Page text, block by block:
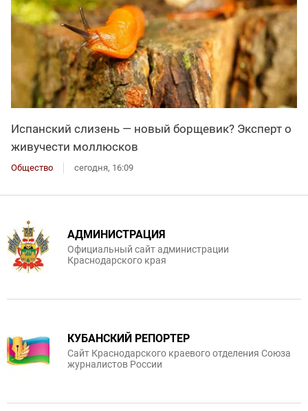
Испанский слизень — новый борщевик? Эксперт о
живучести моллюсков
Общество сегодня, 16:09
АДМИНИСТРАЦИЯ
Официальный сайт администрации
Краснодарского края
КУБАНСКИЙ РЕПОРТЕР
Сайт Краснодарского краевого отделения Союза
журналистов России